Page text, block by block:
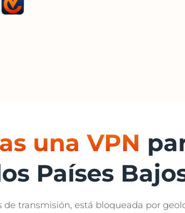
una VPN
Países
transmisión, está bloqueada por